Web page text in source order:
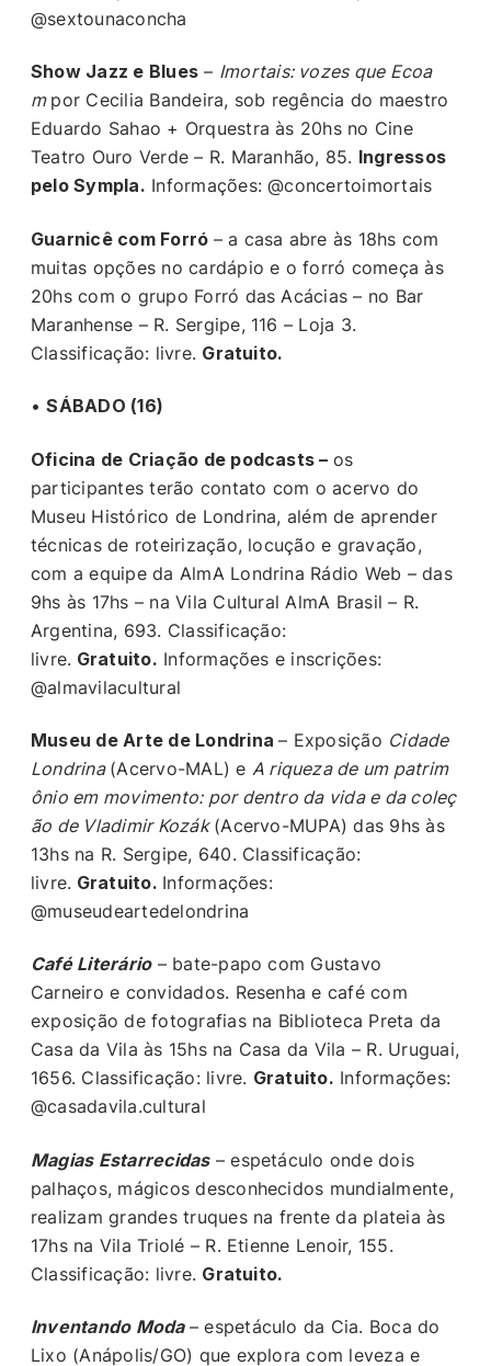
@sextounaconcha
Show Jazz e Blues – Imortais: vozes que Ecoa
m por Cecilia Bandeira, sob regência do maestro
Eduardo Sahao + Orquestra às 20hs no Cine
Teatro Ouro Verde – R. Maranhão, 85. Ingressos
pelo Sympla. Informações: @concertoimortais
Guarnicê com Forró – a casa abre às 18hs com
muitas opções no cardápio e o forró começa às
20hs com o grupo Forró das Acácias – no Bar
Maranhense – R. Sergipe, 116 – Loja 3.
Classificação: livre. Gratuito.
•SÁBADO (16)
Oficina de Criação de podcasts – os
participantes terão contato com o acervo do
Museu Histórico de Londrina, além de aprender
técnicas de roteirização, locução e gravação,
com a equipe da AlmA Londrina Rádio Web – das
9hs às 17hs – na Vila Cultural AlmA Brasil – R.
Argentina, 693. Classificação:
livre. Gratuito. Informações e inscrições:
@almavilacultural
Museu de Arte de Londrina– Exposição Cidade
Londrina (Acervo-MAL) e A riqueza de um patrim
ônio em movimento: por dentro da vida e da coleç
ão de Vladimir Kozák (Acervo-MUPA) das 9hs às
13hs na R. Sergipe, 640. Classificação:
livre. Gratuito. Informações:
@museudeartedelondrina
Café Literário– bate-papo com Gustavo
Carneiro e convidados. Resenha e café com
exposição de fotografias na Biblioteca Preta da
Casa da Vila às 15hs na Casa da Vila – R. Uruguai,
1656. Classificação: livre. Gratuito. Informações:
@casadavila.cultural
Magias Estarrecidas– espetáculo onde dois
palhaços, mágicos desconhecidos mundialmente,
realizam grandes truques na frente da plateia às
17hs na Vila Triolé – R. Etienne Lenoir, 155.
Classificação: livre. Gratuito.
Inventando Moda – espetáculo da Cia. Boca do
Lixo (Anápolis/GO) que explora com leveza e